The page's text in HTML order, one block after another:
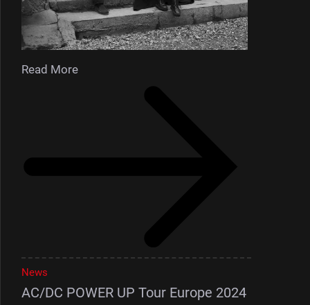
Read More
News
AC/DC POWER UP Tour Europe 2024